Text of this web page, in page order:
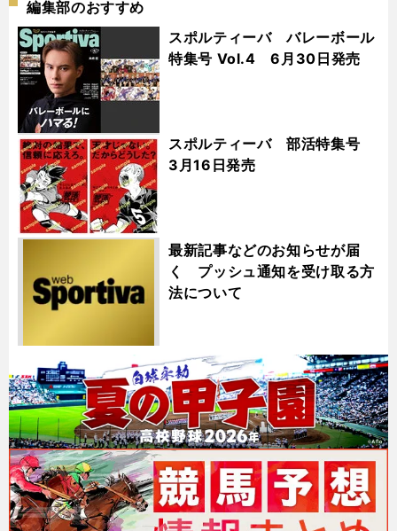
編集部のおすすめ
スポルティーバ バレーボール
特集号 Vol.4 6月30日発売
スポルティーバ 部活特集号
3月16日発売
最新記事などのお知らせが届
く プッシュ通知を受け取る方
法について